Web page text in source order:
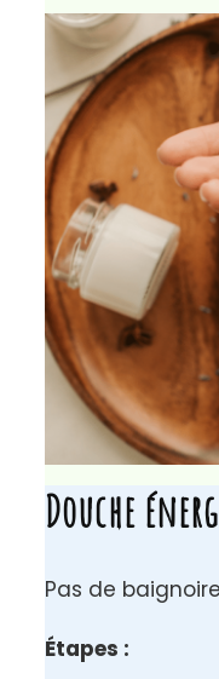
Douche
Pas de
Étapes :
part avec l’eau
Prends une